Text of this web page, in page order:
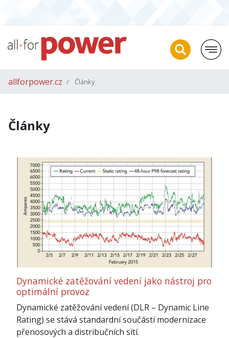
allforpower.cz Články
Články
Dynamické zatěžování vedení jako nástroj pro
optimální provoz
Dynamické zatěžování vedení (DLR – Dynamic Line
Rating) se stává standardní součástí modernizace
přenosových a distribučních sítí.